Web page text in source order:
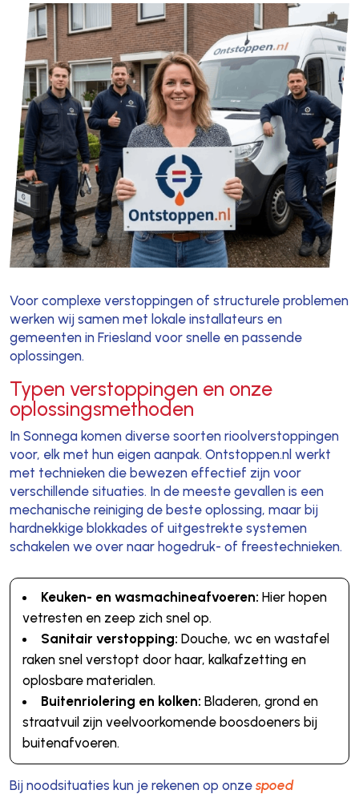
Voor complexe verstoppingen of structurele problemen
werken wij samen met lokale installateurs en
gemeenten in Friesland voor snelle en passende
oplossingen.
Typen verstoppingen en onze
oplossingsmethoden
In Sonnega komen diverse soorten rioolverstoppingen
voor, elk met hun eigen aanpak. Ontstoppen.nl werkt
met technieken die bewezen effectief zijn voor
verschillende situaties. In de meeste gevallen is een
mechanische reiniging de beste oplossing, maar bij
hardnekkige blokkades of uitgestrekte systemen
schakelen we over naar hogedruk- of freestechnieken.
Keuken- en wasmachineafvoeren: Hier hopen
vetresten en zeep zich snel op.
Sanitair verstopping: Douche, wc en wastafel
raken snel verstopt door haar, kalkafzetting en
oplosbare materialen.
Buitenriolering en kolken: Bladeren, grond en
straatvuil zijn veelvoorkomende boosdoeners bij
buitenafvoeren.
Bij noodsituaties kun je rekenen op onze spoed